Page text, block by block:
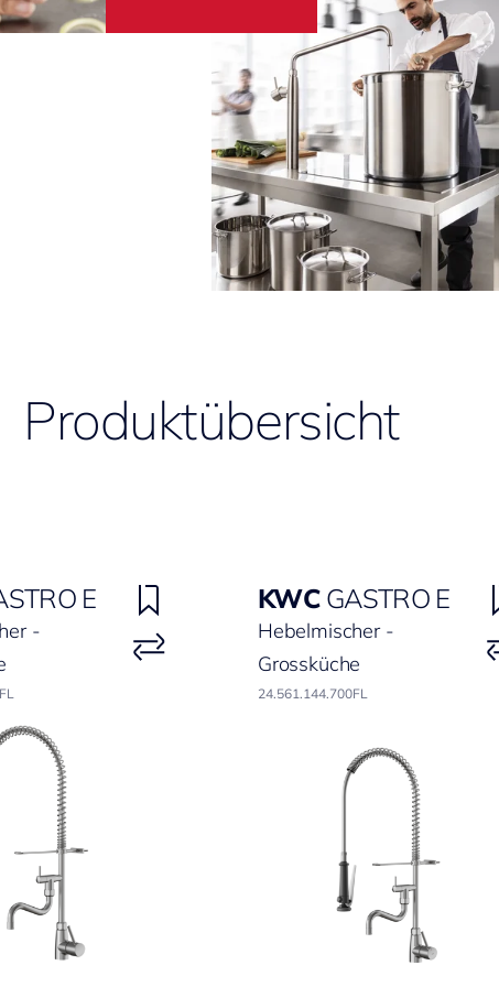
Produktübersicht
E
-
KWC GASTRO E
Hebelmischer -
Grossküche
24.561.144.700FL